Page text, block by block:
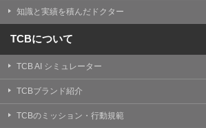
知識と実績を積んだドクター
TCBについて
TCB AI シミュレーター
TCBブランド紹介
TCBのミッション・行動規範